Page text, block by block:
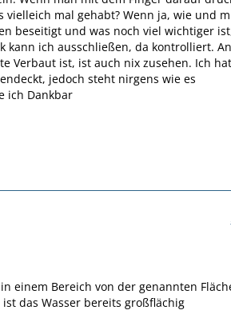
mal gehabt? Wenn ja, wie und
beseitigt und was noch viel wichtiger
kann ich ausschließen, da kontrolliert. An
Verbaut ist, ist auch nix zusehen. Ich
jedoch steht nirgens wie es
ich Dankbar
einem Bereich von der genannten
das Wasser bereits großflächig